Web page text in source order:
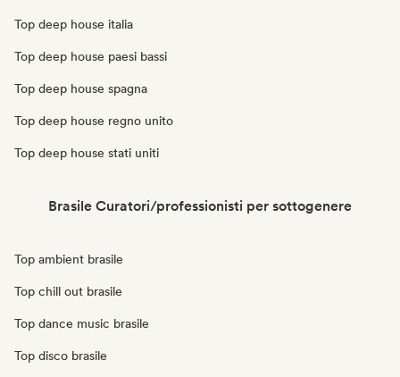
Top deep house italia
Top deep house paesi bassi
Top deep house spagna
Top deep house regno unito
Top deep house stati uniti
Brasile Curatori/professionisti per sottogenere
Top ambient brasile
Top chill out brasile
Top dance music brasile
Top disco brasile